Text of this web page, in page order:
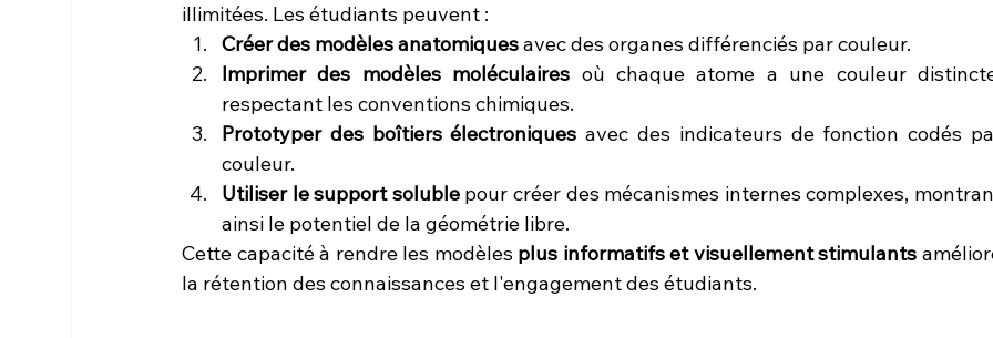
illimitées. Les étudiants peuvent :
Créer des modèles anatomiques avec des organes différenciés par couleur.
Imprimer des modèles moléculaires où chaque atome a une couleur
respectant les conventions chimiques.
Prototyper des boîtiers électroniques avec des indicateurs de fonction codés
couleur.
Utiliser le support soluble pour créer des mécanismes internes complexes,
ainsi le potentiel de la géométrie libre.
Cette capacité à rendre les modèles plus informatifs et visuellement stimulants
la rétention des connaissances et l'engagement des étudiants.